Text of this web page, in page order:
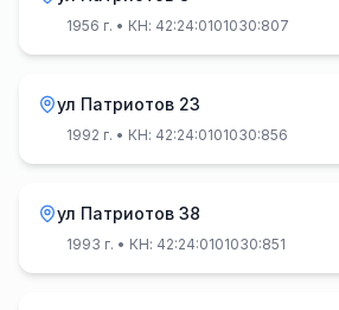
1956 г. • КН: 42:24:0101030:807
ул Патриотов 23
1992 г. • КН: 42:24:0101030:856
ул Патриотов 38
1993 г. • КН: 42:24:0101030:851